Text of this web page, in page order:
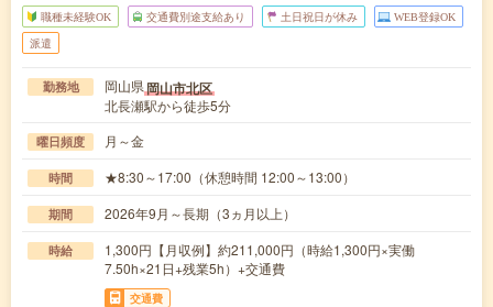
職種未経験OK 交通費別途支給あり 土日祝日が休み WEB登録OK
派遣
勤務地 岡山県岡山市北区
北長瀬駅から徒歩5分
曜日頻度 月～金
時間 ★8:30～17:00（休憩時間 12:00～13:00）
期間 2026年9月～長期（3ヵ月以上）
時給
1,300円【月収例】約211,000円（時給1,300円×実働
7.50h×21日+残業5h）+交通費
交通費